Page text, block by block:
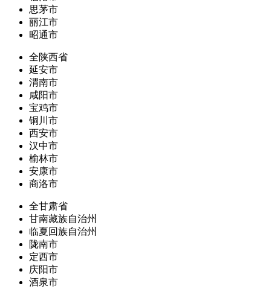
思茅市
丽江市
昭通市
全陕西省
延安市
渭南市
咸阳市
宝鸡市
铜川市
西安市
汉中市
榆林市
安康市
商洛市
全甘肃省
甘南藏族自治州
临夏回族自治州
陇南市
定西市
庆阳市
酒泉市